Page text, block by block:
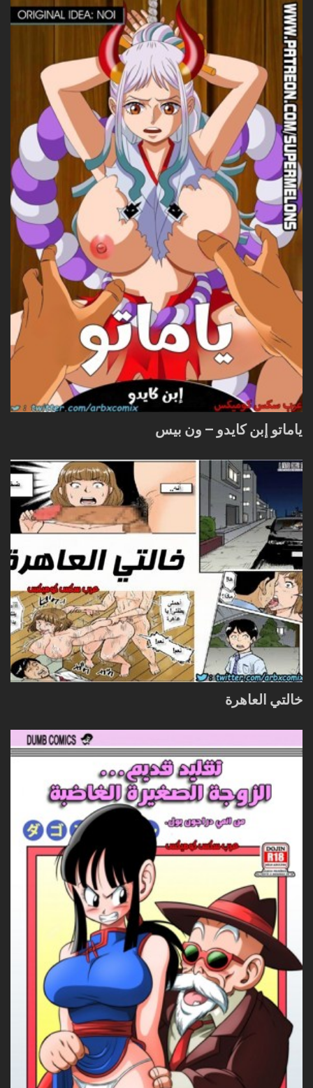
ياماتو إبن كايدو – ون بيس
خالتي العاهرة